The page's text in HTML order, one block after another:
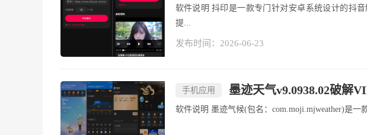
软件说明 抖印是一款专门针对安卓系统设计的抖音解析工具，以纯净无广告的特点为用户
提...
发布时间：2026-06-23
手机应用 墨迹天气v9.0938.02破解
软件说明 墨迹气候(包名：com.moji.mjweather)是